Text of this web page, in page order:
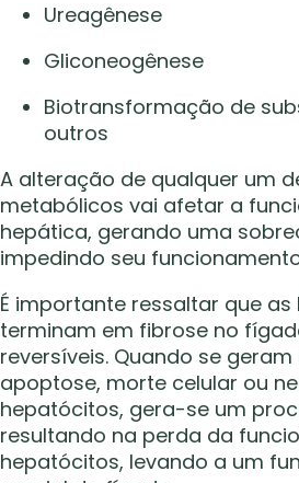
Ureagênese
Gliconeogênese
Biotransformação de
outros
A alteração de qualquer um
metabólicos vai afetar a
hepática, gerando uma
impedindo seu
É importante ressaltar que as
terminam em fibrose no
reversíveis. Quando se
apoptose, morte celular ou
hepatócitos, gera-se um
resultando na perda da
hepatócitos, levando a um